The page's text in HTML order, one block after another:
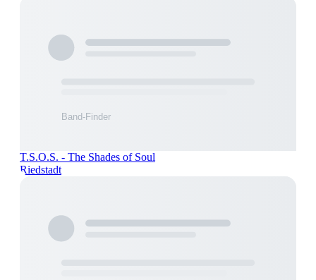
T.S.O.S. - The Shades of Soul
Riedstadt